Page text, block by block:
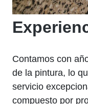
Contamos con
de la pintura, lo
servicio
compuesto por